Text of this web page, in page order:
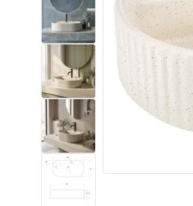
Умивалници
Вани и Паравани
Смесители за баня
Душ панели